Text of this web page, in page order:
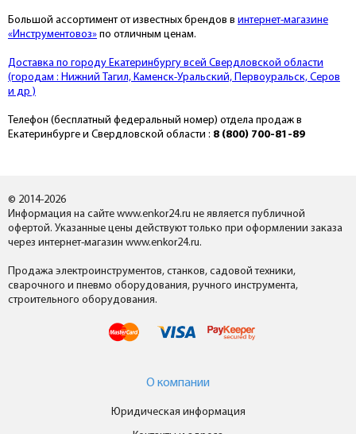
Большой ассортимент от известных брендов в интернет-магазине
«Инструментовоз» по отличным ценам.
Доставка по городу Екатеринбургу всей Свердловской области
(городам : Нижний Тагил, Каменск-Уральский, Первоуральск, Серов
и др )
Телефон (бесплатный федеральный номер) отдела продаж в
Екатеринбурге и Свердловской области : 8 (800) 700-81-89
© 2014-2026
Информация на сайте www.enkor24.ru не является публичной
офертой. Указанные цены действуют только при оформлении заказа
через интернет-магазин www.enkor24.ru.
Продажа электроинструментов, станков, садовой техники,
сварочного и пневмо оборудования, ручного инструмента,
строительного оборудования.
О компании
Юридическая информация